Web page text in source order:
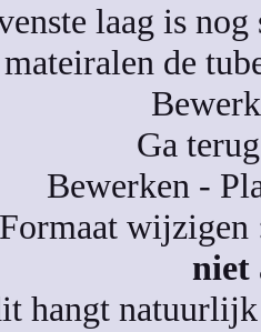
laag is
de
Ga
Bewerken -
niet
hangt